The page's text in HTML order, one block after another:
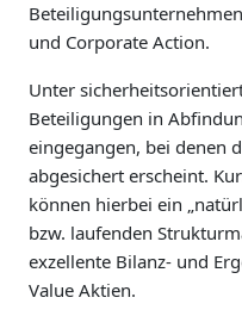
und Corporate Action.
Unter
Beteiligungen in
eingegangen, bei denen
abgesichert erscheint.
können hierbei ein
bzw. laufenden
exzellente Bilanz- und
Value Aktien.